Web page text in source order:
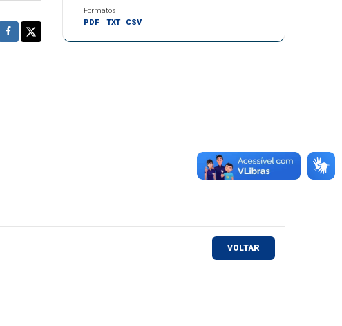
Formatos
PDF
TXT CSV
VOLTAR